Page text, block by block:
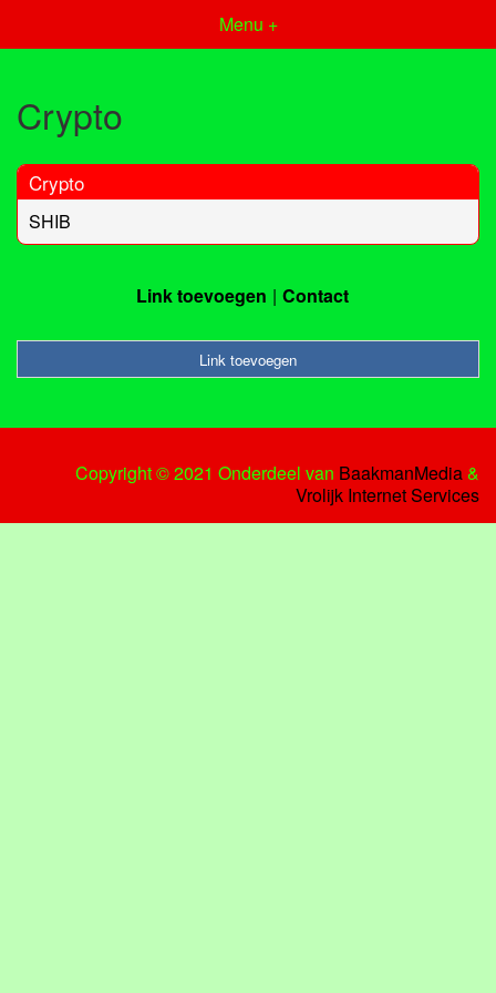
Menu +
Crypto
Crypto
SHIB
Link toevoegen Contact
Link toevoegen
Copyright © 2021 Onderdeel van BaakmanMedia&
Vrolijk Internet Services